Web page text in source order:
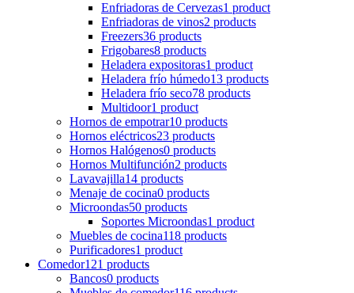
Enfriadoras de Cervezas1 product
Enfriadoras de vinos2 products
Freezers36 products
Frigobares8 products
Heladera expositoras1 product
Heladera frío húmedo13 products
Heladera frío seco78 products
Multidoor1 product
Hornos de empotrar10 products
Hornos eléctricos23 products
Hornos Halógenos0 products
Hornos Multifunción2 products
Lavavajilla14 products
Menaje de cocina0 products
Microondas50 products
Soportes Microondas1 product
Muebles de cocina118 products
Purificadores1 product
Comedor121 products
Bancos0 products